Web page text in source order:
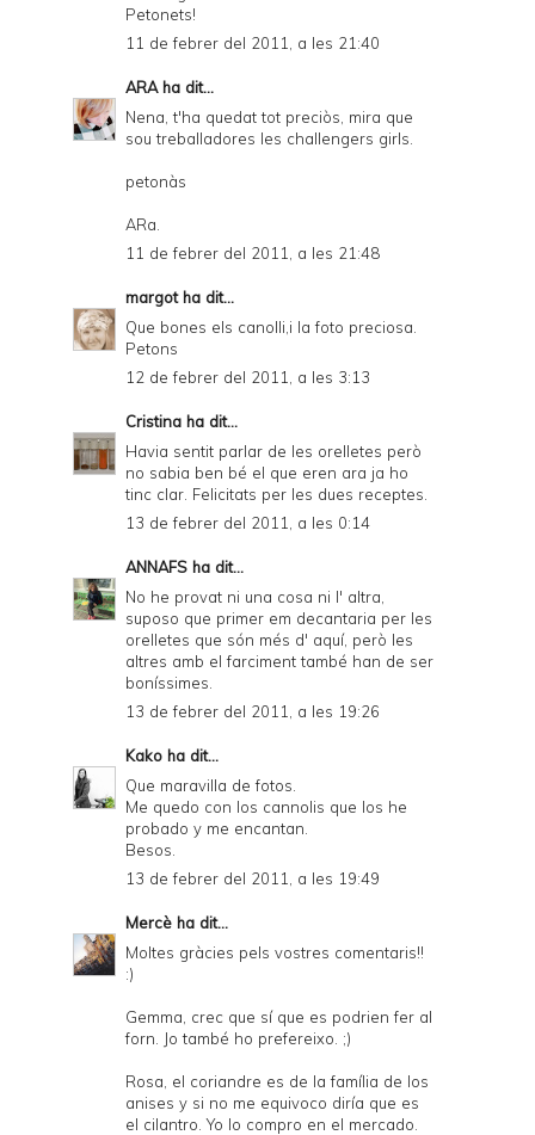
Petonets!
11 de febrer del 2011, a les 21:40
ARAha dit...
Nena, t'ha quedat tot preciòs, mira que
sou treballadores les challengers girls.
petonàs
ARa.
11 de febrer del 2011, a les 21:48
margotha dit...
Que bones els canolli,i la foto preciosa.
Petons
12 de febrer del 2011, a les 3:13
Cristina ha dit...
Havia sentit parlar de les orelletes però
no sabia ben bé el que eren ara ja ho
tinc clar. Felicitats per les dues receptes.
13 de febrer del 2011, a les 0:14
ANNAFS ha dit...
No he provat ni una cosa ni l' altra,
suposo que primer em decantaria per les
orelletes que són més d' aquí, però les
altres amb el farciment també han de ser
boníssimes.
13 de febrer del 2011, a les 19:26
Kako ha dit...
Que maravilla de fotos.
Me quedo con los cannolis que los he
probado y me encantan.
Besos.
13 de febrer del 2011, a les 19:49
Mercè ha dit...
Moltes gràcies pels vostres comentaris!!
:)
Gemma, crec que sí que es podrien fer al
forn. Jo també ho prefereixo. ;)
Rosa, el coriandre es de la família de los
anises y si no me equivoco diría que es
el cilantro. Yo lo compro en el mercado.